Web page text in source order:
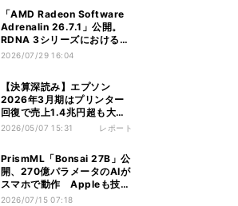
「AMD Radeon Software
Adrenalin 26.7.1」公開。
RDNA 3シリーズにおける不
具合多数解消
2026/07/29 16:04
【決算深読み】エプソン
2026年3月期はプリンター
回復で売上1.4兆円超も大幅
減益、今期は増収増益見込む
2026/05/07 15:31 レポート
PrismML「Bonsai 27B」公
開、270億パラメータのAIが
スマホで動作 Appleも技術
を評価
2026/07/15 07:18